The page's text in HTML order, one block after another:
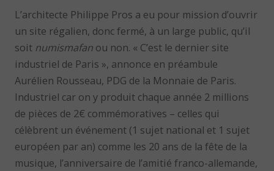
L’architecte Philippe Pros a eu pour mission d’ouvrir
un site régalien, donc fermé, à un large public, qu’il
soit numismafan ou non. « C’est le dernier site
industriel de Paris », annonce en préambule
Aurélien Rousseau, PDG de la Monnaie de Paris.
Industriel car on y produit chaque année 2 millions
de pièces de 2€ commémoratives – celles qui
célèbrent un événement (1 sujet national et 1 sujet
européen par an) comme les 20 ans de la fête de la
musique, l’anniversaire de l’amitié franco-allemande,